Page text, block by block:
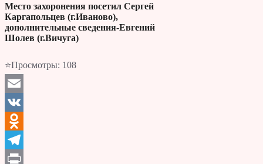
Место захоронения посетил Сергей
Каргапольцев (г.Иваново),
дополнительные сведения-Евгений
Шолев (г.Вичуга)
⭐Просмотры: 108
Email
VK
Odnoklassniki
Telegram